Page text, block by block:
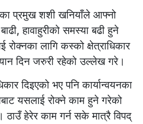
प्रमुख शशी खनियाँले आफ्नो
हावाहुरीको समस्या बढी हुने
रोक्नका लागि कस्को क्षेत्राधिकार
दिन जरुरी रहेको उल्लेख गरे।
दिइएको भए पनि कार्यान्वयनका
यसलाई रोक्ने काम हुने गरेको
ठाउँ हेरेर काम गर्न सके मात्रै विपद्